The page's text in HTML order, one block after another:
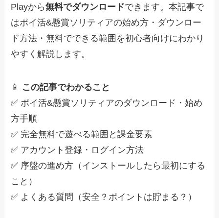
Playから無料でダウンロードできます。本記事で
はポイ活&懸賞ソリティアの始め方・ダウンロー
ド方法・無料でできる範囲を初心者向けにわかり
やすく解説します。
📱 この記事でわかること
✅ ポイ活&懸賞ソリティアのダウンロード・始め
方手順
✅ 完全無料で遊べる範囲と課金要素
✅ アカウント登録・ログイン方法
✅ 序盤の進め方（インストールしたら最初にする
こと）
✅ よくある質問（安全？ポイントは貯まる？）